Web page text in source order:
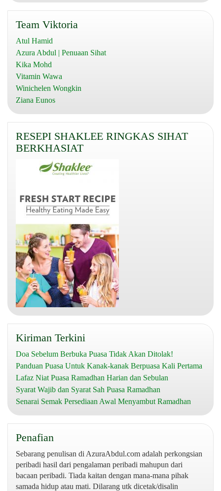
Team Viktoria
Atul Hamid
Azura Abdul | Penuaan Sihat
Kika Mohd
Vitamin Wawa
Winichelen Wongkin
Ziana Eunos
RESEPI SHAKLEE RINGKAS SIHAT
BERKHASIAT
Kiriman Terkini
Doa Sebelum Berbuka Puasa Tidak Akan Ditolak!
Panduan Puasa Untuk Kanak-kanak Berpuasa Kali Pertama
Lafaz Niat Puasa Ramadhan Harian dan Sebulan
Syarat Wajib dan Syarat Sah Puasa Ramadhan
Senarai Semak Persediaan Awal Menyambut Ramadhan
Penafian
Sebarang penulisan di AzuraAbdul.com adalah perkongsian
peribadi hasil dari pengalaman peribadi mahupun dari
bacaan peribadi. Tiada kaitan dengan mana-mana pihak
samada hidup atau mati. Dilarang utk dicetak/disalin